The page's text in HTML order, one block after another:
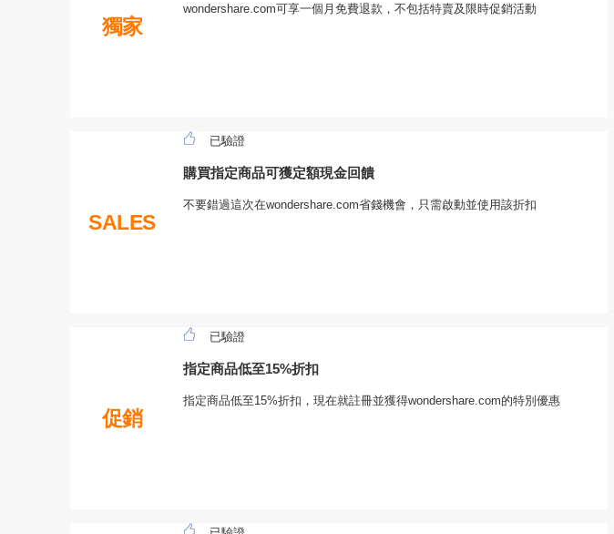
獨家
wondershare.com可享一個月免費退款，不包括特賣及限時促銷活動
SALES
已驗證
購買指定商品可獲定額現金回饋
不要錯過這次在wondershare.com省錢機會，只需啟動並使用該折扣
促銷
已驗證
指定商品低至15%折扣
指定商品低至15%折扣，現在就註冊並獲得wondershare.com的特別優惠